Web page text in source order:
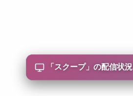
「 スクープ」の配信状況